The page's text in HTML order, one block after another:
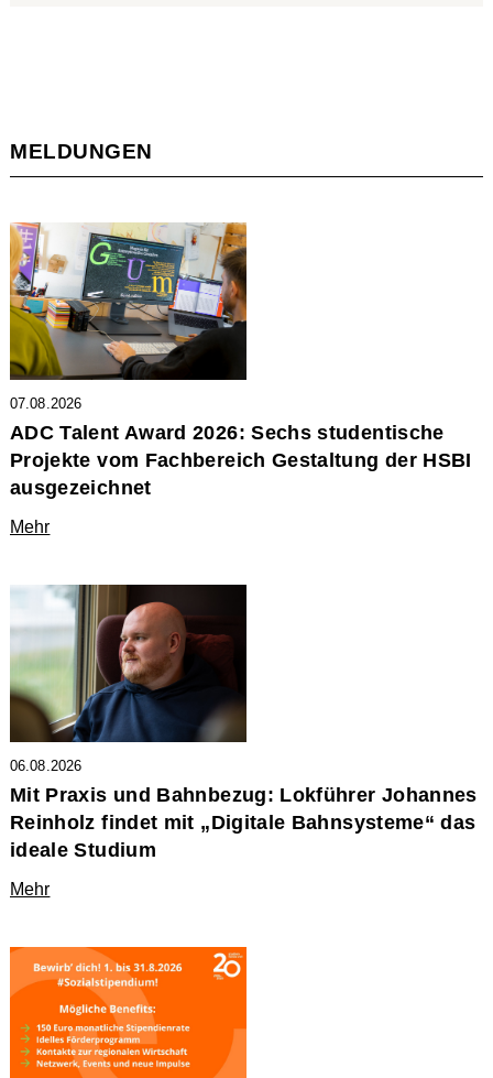
MELDUNGEN
07.08.2026
ADC Talent Award 2026: Sechs studentische
Projekte vom Fachbereich Gestaltung der HSBI
ausgezeichnet
Mehr
06.08.2026
Mit Praxis und Bahnbezug: Lokführer Johannes
Reinholz findet mit „Digitale Bahnsysteme“ das
ideale Studium
Mehr